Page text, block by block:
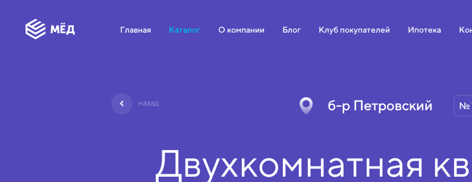
Главная Каталог О компании Блог Клуб покупателей Ипотека
назад б-р Петровский №
Двухкомнатная